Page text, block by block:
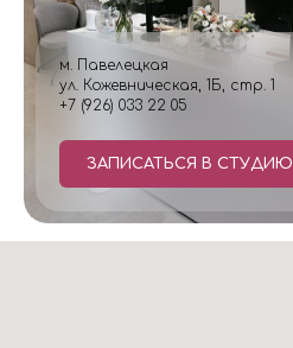
м. Павелецкая
ул. Кожевническая, 1Б, стр. 1
+7 (926) 033 22 05
ЗАПИСАТЬСЯ В СТУДИЮ